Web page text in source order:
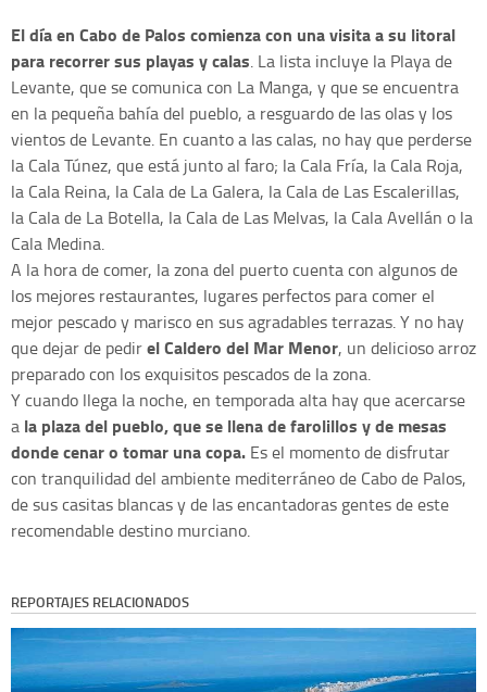
El día en Cabo de Palos comienza con una visita a su litoral
para recorrer sus playas y calas. La lista incluye la Playa de
Levante, que se comunica con La Manga, y que se encuentra
en la pequeña bahía del pueblo, a resguardo de las olas y los
vientos de Levante. En cuanto a las calas, no hay que perderse
la Cala Túnez, que está junto al faro; la Cala Fría, la Cala Roja,
la Cala Reina, la Cala de La Galera, la Cala de Las Escalerillas,
la Cala de La Botella, la Cala de Las Melvas, la Cala Avellán o la
Cala Medina.
A la hora de comer, la zona del puerto cuenta con algunos de
los mejores restaurantes, lugares perfectos para comer el
mejor pescado y marisco en sus agradables terrazas. Y no hay
que dejar de pedirel Caldero del Mar Menor, un delicioso arroz
preparado con los exquisitos pescados de la zona.
Y cuando llega la noche, en temporada alta hay que acercarse
a la plaza del pueblo, que se llena de farolillos y de mesas
donde cenar o tomar una copa. Es el momento de disfrutar
con tranquilidad del ambiente mediterráneo de Cabo de Palos,
de sus casitas blancas y de las encantadoras gentes de este
recomendable destino murciano.
REPORTAJES RELACIONADOS